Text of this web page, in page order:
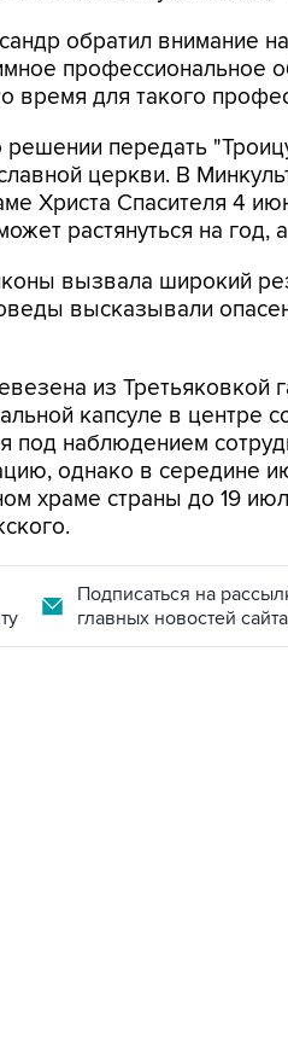
обратил внимание
профессиональное
время для такого
решении передать
церкви. В
Христа Спасителя 4
растянуться на год,
вызвала широкий
высказывали
из Третьяковкой
капсуле в центре
под наблюдением
однако в середине
храме страны до 19
Подписаться на
главных новостей сайта